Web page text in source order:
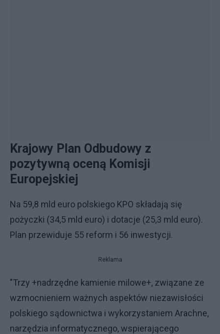
Krajowy Plan Odbudowy z
pozytywną oceną Komisji
Europejskiej
Na 59,8 mld euro polskiego KPO składają się
pożyczki (34,5 mld euro) i dotacje (25,3 mld euro).
Plan przewiduje 55 reform i 56 inwestycji.
Reklama
"Trzy +nadrzędne kamienie milowe+, związane ze
wzmocnieniem ważnych aspektów niezawisłości
polskiego sądownictwa i wykorzystaniem Arachne,
narzędzia informatycznego, wspierającego